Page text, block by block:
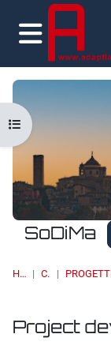
Vai al contenuto
Pannello
SoDiMa
HOME CORSI
Apri indice del corso
Project